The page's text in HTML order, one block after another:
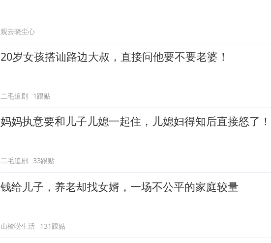
观云晓尘心
20岁女孩搭讪路边大叔，直接问他要不要老婆！
二毛追剧 1跟贴
妈妈执意要和儿子儿媳一起住，儿媳妇得知后直接怒了！
二毛追剧 33跟贴
钱给儿子，养老却找女婿，一场不公平的家庭较量
山楂唠生活 131跟贴